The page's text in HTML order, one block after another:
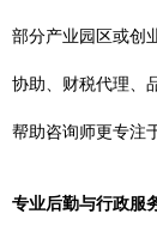
部分产业园区或创
协助、财税代理、
帮助咨询师更专注
专业后勤与行政服